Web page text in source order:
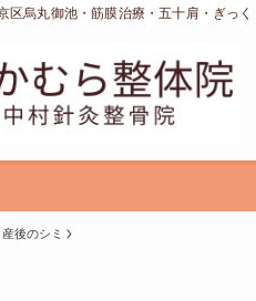
区烏丸御池・筋膜治療・五十肩・ぎっ
産後のシミ